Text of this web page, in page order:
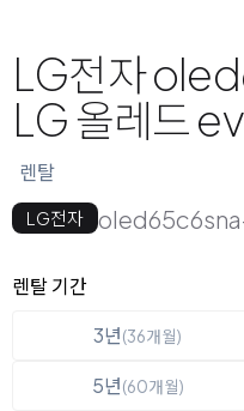
LG전자
LG 올레드
렌탈
LG전자
옵션 선택
렌탈 선택
렌탈 기간
3년(36개월)
5년(60개월)